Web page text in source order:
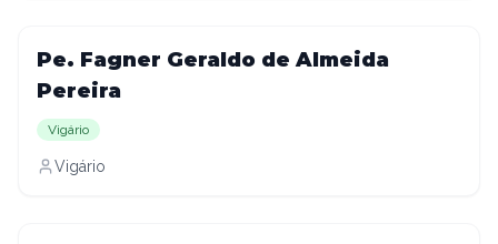
Pe. Fagner Geraldo de Almeida
Pereira
Vigário
Vigário